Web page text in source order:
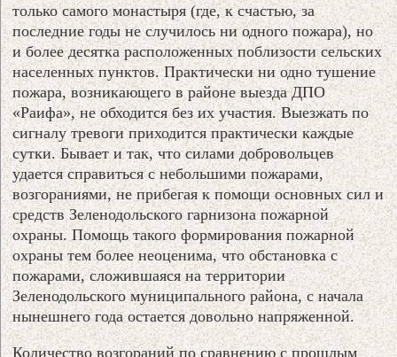
только самого монастыря (где, к счастью, за
последние годы не случилось ни одного пожара), но
и более десятка расположенных поблизости сельских
населенных пунктов. Практически ни одно тушение
пожара, возникающего в районе выезда ДПО
«Раифа», не обходится без их участия. Выезжать по
сигналу тревоги приходится практически каждые
сутки. Бывает и так, что силами добровольцев
удается справиться с небольшими пожарами,
возгораниями, не прибегая к помощи основных сил и
средств Зеленодольского гарнизона пожарной
охраны. Помощь такого формирования пожарной
охраны тем более неоценима, что обстановка с
пожарами, сложившаяся на территории
Зеленодольского муниципального района, с начала
нынешнего года остается довольно напряженной.
Количество возгораний по сравнению с прошлым